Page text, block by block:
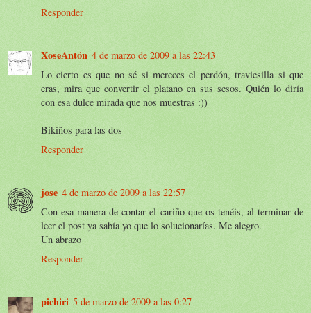
Responder
XoseAntón 4 de marzo de 2009 a las 22:43
Lo cierto es que no sé si mereces el perdón, traviesilla si que
eras, mira que convertir el platano en sus sesos. Quién lo diría
con esa dulce mirada que nos muestras :))
Bikiños para las dos
Responder
jose 4 de marzo de 2009 a las 22:57
Con esa manera de contar el cariño que os tenéis, al terminar de
leer el post ya sabía yo que lo solucionarías. Me alegro.
Un abrazo
Responder
pichiri 5 de marzo de 2009 a las 0:27